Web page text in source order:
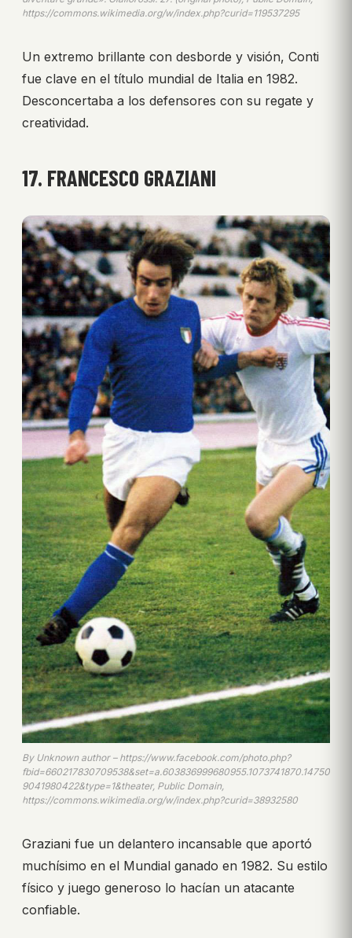
https://commons.wikimedia.org/w/index.php?curid=119537295
Un extremo brillante con desborde y visión, Conti
fue clave en el título mundial de Italia en 1982.
Desconcertaba a los defensores con su regate y
creatividad.
17. FRANCESCO GRAZIANI
By Unknown author – https://www.facebook.com/photo.php?
fbid=660217830709538&set=a.603836999680955.1073741870.14750
9041980422&type=1&theater, Public Domain,
https://commons.wikimedia.org/w/index.php?curid=38932580
Graziani fue un delantero incansable que aportó
muchísimo en el Mundial ganado en 1982. Su estilo
físico y juego generoso lo hacían un atacante
confiable.